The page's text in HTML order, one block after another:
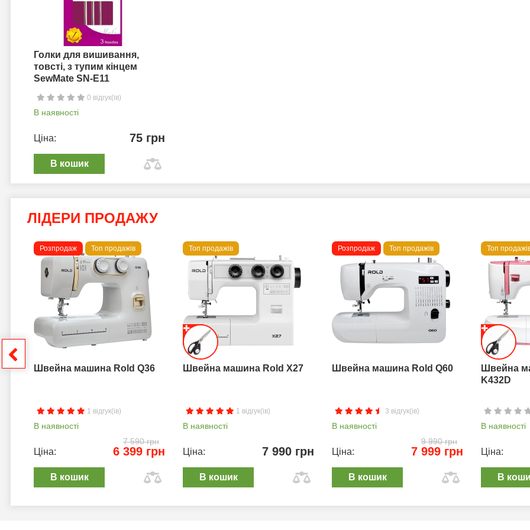
Голки для вишивання,
товсті, з тупим кінцем
SewMate SN-E11
0 відгук(ів)
В наявності
Ціна: 75 грн
В кошик
ЛІДЕРИ ПРОДАЖУ
Розпродаж Топ продажів
Швейна машина Rold Q36
1 відгук(ів)
В наявності
7 590 грн
Ціна: 6 399 грн
В кошик
Топ продажів
Швейна машина Rold X27
1 відгук(ів)
В наявності
Ціна: 7 990 грн
В кошик
Розпродаж Топ продажів
Швейна машина Rold Q60
3 відгук(ів)
В наявності
9 990 грн
Ціна: 7 999 грн
В кошик
Топ
Швейна
K432D
В наявності
Ціна:
В